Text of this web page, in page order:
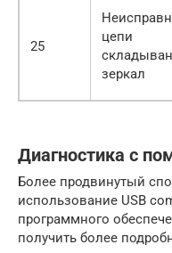
25
цепи
зеркал
Диагностика с
Более продвинутый
использование USB
программного
получить более